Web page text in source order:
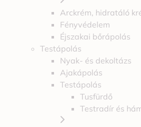
Arckrém, hidratáló
Fényvédelem
Éjszakai bőrápolás
Testápolás
Nyak- és dekoltázs
Ajakápolás
Testápolás
Tusfürdő
Testradír és